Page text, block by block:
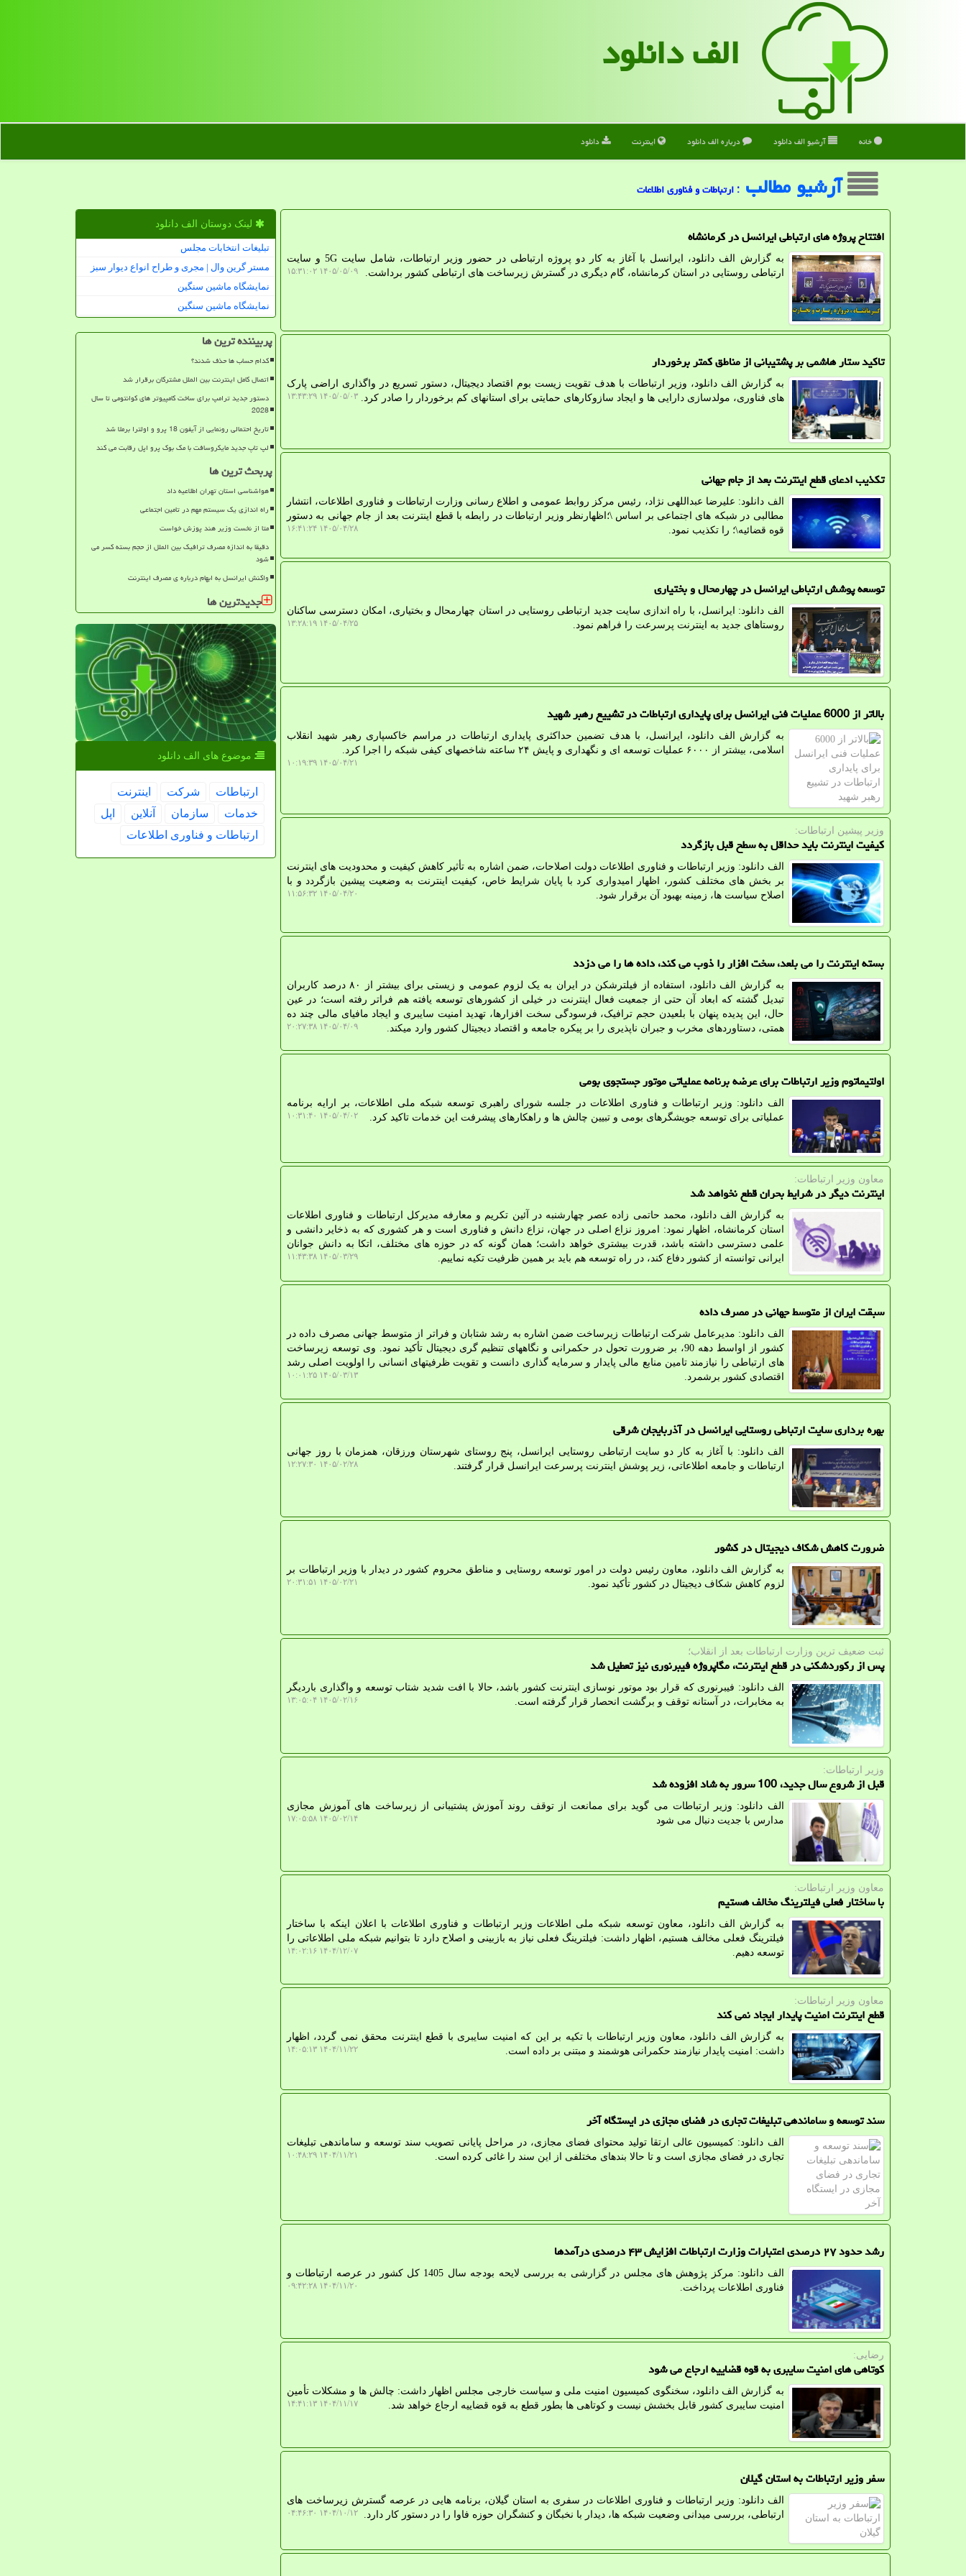
الف دانلود
خانه آرشیو الف دانلود درباره الف دانلود اینترنت دانلود
آرشیو مطالب : ارتباطات و فناوری اطلاعات
افتتاح پروژه های ارتباطی ایرانسل در کرمانشاه
به گزارش الف دانلود، ایرانسل با آغاز به کار دو پروژه ارتباطی در حضور وزیر ارتباطات، شامل سایت 5G و سایت
ارتباطی روستایی در استان کرمانشاه، گام دیگری در گسترش زیرساخت های ارتباطی کشور برداشت.
۱۴۰۵/۰۵/۰۹ ۱۵:۳۱:۰۲
تاکید ستار هاشمی بر پشتیبانی از مناطق کمتر برخوردار
به گزارش الف دانلود، وزیر ارتباطات با هدف تقویت زیست بوم اقتصاد دیجیتال، دستور تسریع در واگذاری اراضی پارک
های فناوری، مولدسازی دارایی ها و ایجاد سازوکارهای حمایتی برای استانهای کم برخوردار را صادر کرد. ۱۴۰۵/۰۵/۰۳ ۱۳:۴۳:۲۹
تکذیب ادعای قطع اینترنت بعد از جام جهانی
الف دانلود: علیرضا عبداللهی نژاد، رئیس مرکز روابط عمومی و اطلاع رسانی وزارت ارتباطات و فناوری اطلاعات، انتشار
مطالبی در شبکه های اجتماعی بر اساس \؛اظهارنظر وزیر ارتباطات در رابطه با قطع اینترنت بعد از جام جهانی به دستور
قوه قضائیه\؛ را تکذیب نمود.
۱۴۰۵/۰۴/۲۸ ۱۶:۴۱:۲۴
توسعه پوشش ارتباطی ایرانسل در چهارمحال و بختیاری
الف دانلود: ایرانسل، با راه اندازی سایت جدید ارتباطی روستایی در استان چهارمحال و بختیاری، امکان دسترسی ساکنان
روستاهای جدید به اینترنت پرسرعت را فراهم نمود.
۱۴۰۵/۰۴/۲۵ ۱۳:۲۸:۱۹
بالاتر از 6000 عملیات فنی ایرانسل برای پایداری ارتباطات در تشییع رهبر شهید
به گزارش الف دانلود، ایرانسل، با هدف تضمین حداکثری پایداری ارتباطات در مراسم خاکسپاری رهبر شهید انقلاب
اسلامی، بیشتر از ۶۰۰۰ عملیات توسعه ای و نگهداری و پایش ۲۴ ساعته شاخصهای کیفی شبکه را اجرا کرد.
۱۴۰۵/۰۴/۲۱ ۱۰:۱۹:۳۹
وزیر پیشین ارتباطات:
کیفیت اینترنت باید حداقل به سطح قبل بازگردد
الف دانلود: وزیر ارتباطات و فناوری اطلاعات دولت اصلاحات، ضمن اشاره به تأثیر کاهش کیفیت و محدودیت های اینترنت
بر بخش های مختلف کشور، اظهار امیدواری کرد با پایان شرایط خاص، کیفیت اینترنت به وضعیت پیشین بازگردد و با
اصلاح سیاست ها، زمینه بهبود آن برقرار شود.
۱۴۰۵/۰۴/۲۰ ۱۱:۵۶:۳۲
بسته اینترنت را می بلعد، سخت افزار را ذوب می کند، داده ها را می دزدد
به گزارش الف دانلود، استفاده از فیلترشکن در ایران به یک لزوم عمومی و زیستی برای بیشتر از ۸۰ درصد کاربران
تبدیل گشته که ابعاد آن حتی از جمعیت فعال اینترنت در خیلی از کشورهای توسعه یافته هم فراتر رفته است؛ در عین
حال، این پدیده پنهان با بلعیدن حجم ترافیک، فرسودگی سخت افزارها، تهدید امنیت سایبری و ایجاد مافیای مالی چند ده
همتی، دستاوردهای مخرب و جبران ناپذیری را بر پیکره جامعه و اقتصاد دیجیتال کشور وارد میکند.
۱۴۰۵/۰۴/۰۹ ۲۰:۲۷:۳۸
اولتیماتوم وزیر ارتباطات برای عرضه برنامه عملیاتی موتور جستجوی بومی
الف دانلود: وزیر ارتباطات و فناوری اطلاعات در جلسه شورای راهبری توسعه شبکه ملی اطلاعات، بر ارایه برنامه
عملیاتی برای توسعه جویشگرهای بومی و تبیین چالش ها و راهکارهای پیشرفت این خدمات تاکید کرد.
۱۴۰۵/۰۴/۰۲ ۱۰:۳۱:۴۰
معاون وزیر ارتباطات:
اینترنت دیگر در شرایط بحران قطع نخواهد شد
به گزارش الف دانلود، محمد حاتمی زاده عصر چهارشنبه در آئین تکریم و معارفه مدیرکل ارتباطات و فناوری اطلاعات
استان کرمانشاه، اظهار نمود: امروز نزاع اصلی در جهان، نزاع دانش و فناوری است و هر کشوری که به ذخایر دانشی و
علمی دسترسی داشته باشد، قدرت بیشتری خواهد داشت؛ همان گونه که در حوزه های مختلف، اتکا به دانش جوانان
ایرانی توانسته از کشور دفاع کند، در راه توسعه هم باید بر همین ظرفیت تکیه نماییم.
۱۴۰۵/۰۳/۲۹ ۱۱:۴۳:۳۸
سبقت ایران از متوسط جهانی در مصرف داده
الف دانلود: مدیرعامل شرکت ارتباطات زیرساخت ضمن اشاره به رشد شتابان و فراتر از متوسط جهانی مصرف داده در
کشور از اواسط دهه 90، بر ضرورت تحول در حکمرانی و نگاههای تنظیم گری دیجیتال تأکید نمود. وی توسعه زیرساخت
های ارتباطی را نیازمند تامین منابع مالی پایدار و سرمایه گذاری دانست و تقویت ظرفیتهای انسانی را اولویت اصلی رشد
اقتصادی کشور برشمرد.
۱۴۰۵/۰۳/۱۳ ۱۰:۰۱:۲۵
بهره برداری سایت ارتباطی روستایی ایرانسل در آذربایجان شرقی
الف دانلود: با آغاز به کار دو سایت ارتباطی روستایی ایرانسل، پنج روستای شهرستان ورزقان، همزمان با روز جهانی
ارتباطات و جامعه اطلاعاتی، زیر پوشش اینترنت پرسرعت ایرانسل قرار گرفتند.
۱۴۰۵/۰۲/۲۸ ۱۲:۲۷:۳۰
ضرورت کاهش شکاف دیجیتال در کشور
به گزارش الف دانلود، معاون رئیس دولت در امور توسعه روستایی و مناطق محروم کشور در دیدار با وزیر ارتباطات بر
لزوم کاهش شکاف دیجیتال در کشور تأکید نمود.
۱۴۰۵/۰۲/۲۱ ۲۰:۳۱:۵۱
ثبت ضعیف ترین وزارت ارتباطات بعد از انقلاب؛
پس از رکوردشکنی در قطع اینترنت، مگاپروژه فیبرنوری نیز تعطیل شد
الف دانلود: فیبرنوری که قرار بود موتور نوسازی اینترنت کشور باشد، حالا با افت شدید شتاب توسعه و واگذاری باردیگر
به مخابرات، در آستانه توقف و برگشت انحصار قرار گرفته است.
۱۴۰۵/۰۲/۱۶ ۱۳:۰۵:۰۴
وزیر ارتباطات:
قبل از شروع سال جدید، 100 سرور به شاد افزوده شد
الف دانلود: وزیر ارتباطات می گوید برای ممانعت از توقف روند آموزش پشتیبانی از زیرساخت های آموزش مجازی
مدارس با جدیت دنبال می شود
۱۴۰۵/۰۲/۱۴ ۱۷:۰۵:۵۸
معاون وزیر ارتباطات:
با ساختار فعلی فیلترینگ مخالف هستیم
به گزارش الف دانلود، معاون توسعه شبکه ملی اطلاعات وزیر ارتباطات و فناوری اطلاعات با اعلان اینکه با ساختار
فیلترینگ فعلی مخالف هستیم، اظهار داشت: فیلترینگ فعلی نیاز به بازبینی و اصلاح دارد تا بتوانیم شبکه ملی اطلاعاتی را
توسعه دهیم.
۱۴۰۴/۱۲/۰۷ ۱۴:۰۲:۱۶
معاون وزیر ارتباطات:
قطع اینترنت امنیت پایدار ایجاد نمی کند
به گزارش الف دانلود، معاون وزیر ارتباطات با تکیه بر این که امنیت سایبری با قطع اینترنت محقق نمی گردد، اظهار
داشت: امنیت پایدار نیازمند حکمرانی هوشمند و مبتنی بر داده است.
۱۴۰۴/۱۱/۲۲ ۱۴:۰۵:۱۳
سند توسعه و ساماندهی تبلیغات تجاری در فضای مجازی در ایستگاه آخر
الف دانلود: کمیسیون عالی ارتقا تولید محتوای فضای مجازی، در مراحل پایانی تصویب سند توسعه و ساماندهی تبلیغات
تجاری در فضای مجازی است و تا حالا بندهای مختلفی از این سند را غائی کرده است.
۱۴۰۴/۱۱/۲۱ ۱۰:۴۸:۲۹
رشد حدود ۲۷ درصدی اعتبارات وزارت ارتباطات افزایش ۴۳ درصدی درآمدها
الف دانلود: مرکز پژوهش های مجلس در گزارشی به بررسی لایحه بودجه سال 1405 کل کشور در عرصه ارتباطات و
فناوری اطلاعات پرداخت.
۱۴۰۴/۱۱/۲۰ ۰۹:۴۲:۲۸
رضایی:
کوتاهی های امنیت سایبری به قوه قضاییه ارجاع می شود
به گزارش الف دانلود، سخنگوی کمیسیون امنیت ملی و سیاست خارجی مجلس اظهار داشت: چالش ها و مشکلات تأمین
امنیت سایبری کشور قابل بخشش نیست و کوتاهی ها بطور قطع به قوه قضاییه ارجاع خواهد شد.
۱۴۰۴/۱۱/۱۷ ۱۴:۴۱:۱۳
سفر وزیر ارتباطات به استان گیلان
الف دانلود: وزیر ارتباطات و فناوری اطلاعات در سفری به استان گیلان، برنامه هایی در عرصه گسترش زیرساخت های
ارتباطی، بررسی میدانی وضعیت شبکه ها، دیدار با نخبگان و کنشگران حوزه فاوا را در دستور کار دارد.
۱۴۰۴/۱۰/۱۲ ۰۴:۴۶:۳۰
لینک دوستان الف دانلود
تبلیغات انتخابات مجلس
مستر گرین وال | مجری و طراح انواع دیوار سبز
نمایشگاه ماشین سنگین
نمایشگاه ماشین سنگین
پربیننده ترین ها
کدام حساب ها حذف شدند؟
اتصال کامل اینترنت بین الملل مشترکان برقرار شد
دستور جدید ترامپ برای ساخت کامپیوتر های کوانتومی تا سال
2028
تاریخ احتمالی رونمایی از آیفون 18 پرو و اولترا برملا شد
لپ تاپ جدید مایکروسافت با مک بوک پرو اپل رقابت می کند
پربحث ترین ها
هواشناسی استان تهران اطلاعیه داد
راه اندازی یک سیستم مهم در تامین اجتماعی
متا از نخست وزیر هند پوزش خواست
دقیقا به اندازه مصرف ترافیک بین الملل از حجم بسته کسر می
شود
واکنش ایرانسل به ابهام درباره ی مصرف اینترنت
جدیدترین ها
موضوع های الف دانلود
ارتباطات شركت
اینترنت
خدمات
سازمان آنلاین
اپل
ارتباطات و فناوری اطلاعات